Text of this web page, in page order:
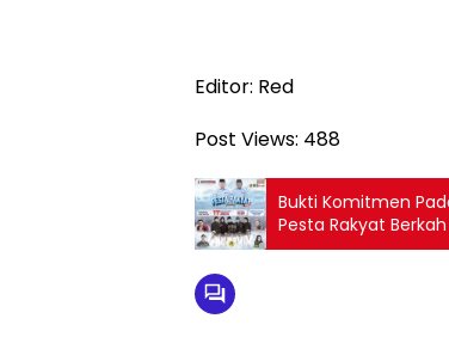
Editor: Red
Post Views: 488
Bukti Komitmen
Pesta Rakyat